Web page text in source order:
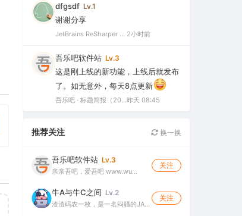
dfgsdf Lv.1
谢谢分享
JetBrains ReSharper 2025.3.3 官方最新破解版（dotUltimate工具集合，.NET开发必备工具箱） 2小时前
吾乐吧软件站 Lv.3
这是刚上线的新功能，上线后就发布
了。如无意外，每天8点更新
吾乐吧 · 标题简报（2026-08-06）昨天 08:45
推荐关注 换一换
吾乐吧软件站 Lv.3
亲亲吾吧，爱吾吧 www.wu…
关注
牛A与牛C之间 Lv.2
渣渣码农一枚，是一名闷骚的JA…
关注